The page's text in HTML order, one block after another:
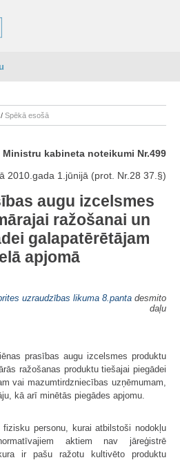
Spēkā esošā
Ministru kabineta noteikumi Nr.499
2010.gada 1.jūnijā (prot. Nr.28 37.§)
augu izcelsmes
ražošanai un
galapatērētājam
apjomā
uzraudzības likuma 8.panta desmito
daļu
prasības augu izcelsmes produktu
ražošanas produktu tiešajai piegādei
vai mazumtirdzniecības uzņēmumam,
kā arī minētās piegādes apjomu.
personu, kurai atbilstoši nodokļu
aktiem nav jāreģistrē
ir pašu ražotu kultivēto produktu